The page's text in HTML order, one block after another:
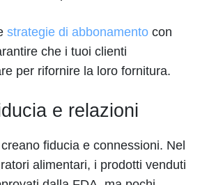
strategie di abbonamento con
che i tuoi clienti
per rifornire la loro fornitura.
e relazioni
fiducia e connessioni. Nel
alimentari, i prodotti venduti